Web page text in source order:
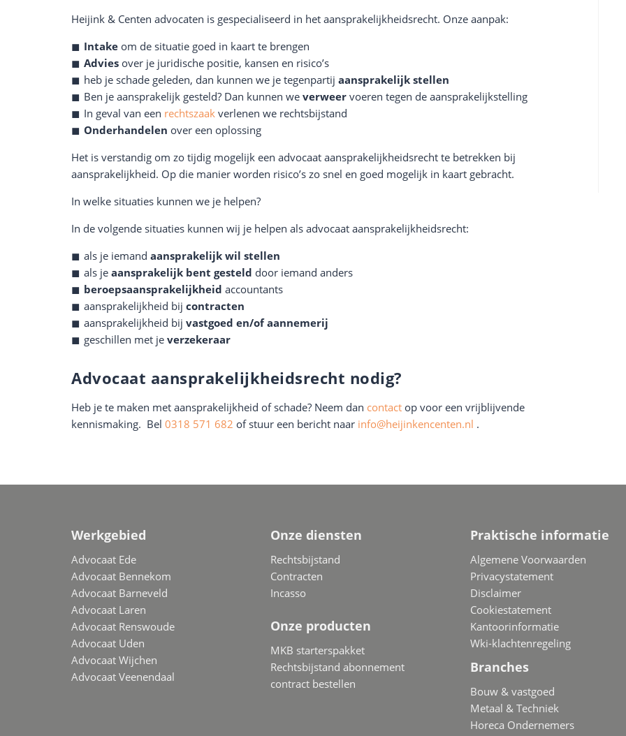
Heijink & Centen advocaten is gespecialiseerd in het aansprakelijkheidsrecht. Onze aanpak:
Intake om de situatie goed in kaart te brengen
Advies over je juridische positie, kansen en risico’s
heb je schade geleden, dan kunnen we je tegenpartij aansprakelijk stellen
Ben je aansprakelijk gesteld? Dan kunnen we verweer voeren tegen de aansprakelijkstelling
In geval van een rechtszaak verlenen we rechtsbijstand
Onderhandelen over een oplossing
Het is verstandig om zo tijdig mogelijk een advocaat aansprakelijkheidsrecht te betrekken bij
aansprakelijkheid. Op die manier worden risico’s zo snel en goed mogelijk in kaart gebracht.
In welke situaties kunnen we je helpen?
In de volgende situaties kunnen wij je helpen als advocaat aansprakelijkheidsrecht:
als je iemand aansprakelijk wil stellen
als je aansprakelijk bent gesteld door iemand anders
beroepsaansprakelijkheid accountants
aansprakelijkheid bij contracten
aansprakelijkheid bij vastgoed en/of aannemerij
geschillen met je verzekeraar
Advocaat aansprakelijkheidsrecht nodig?
Heb je te maken met aansprakelijkheid of schade? Neem dan contact op voor een vrijblijvende
kennismaking. Bel 0318 571 682 of stuur een bericht naar info@heijinkencenten.nl .
Werkgebied
Advocaat Ede
Advocaat Bennekom
Advocaat Barneveld
Advocaat Laren
Advocaat Renswoude
Advocaat Uden
Advocaat Wijchen
Advocaat Veenendaal
Onze diensten
Rechtsbijstand
Contracten
Incasso
Onze producten
MKB starterspakket
Rechtsbijstand abonnement
contract bestellen
Praktische informatie
Algemene Voorwaarden
Privacystatement
Disclaimer
Cookiestatement
Kantoorinformatie
Wki-klachtenregeling
Branches
Bouw & vastgoed
Metaal & Techniek
Horeca Ondernemers